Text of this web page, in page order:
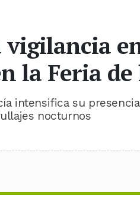
la Feria de
intensifica su
nocturnos